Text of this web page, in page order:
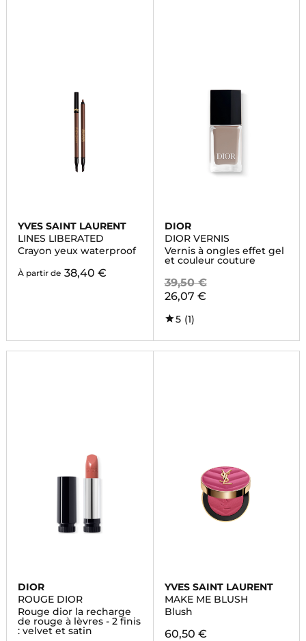
YVES SAINT LAURENT
LINES LIBERATED
Crayon yeux waterproof
À partir de 38,40 €
DIOR
DIOR VERNIS
Vernis à ongles effet gel
et couleur couture
39,50 €
26,07 €
5 (1)
DIOR
ROUGE DIOR
Rouge dior la recharge
de rouge à lèvres - 2 finis
: velvet et satin
YVES SAINT LAURENT
MAKE ME BLUSH
Blush
60,50 €